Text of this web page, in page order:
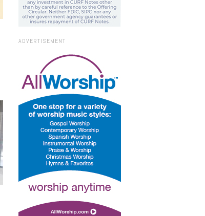
ADVERTISEMENT